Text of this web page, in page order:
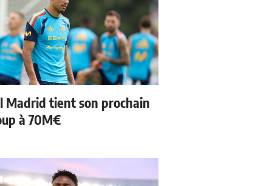
Madrid tient son prochain
à 70M€